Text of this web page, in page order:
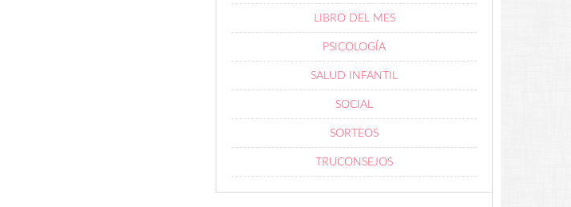
LIBRO DEL MES
PSICOLOGÍA
SALUD INFANTIL
SOCIAL
SORTEOS
TRUCONSEJOS